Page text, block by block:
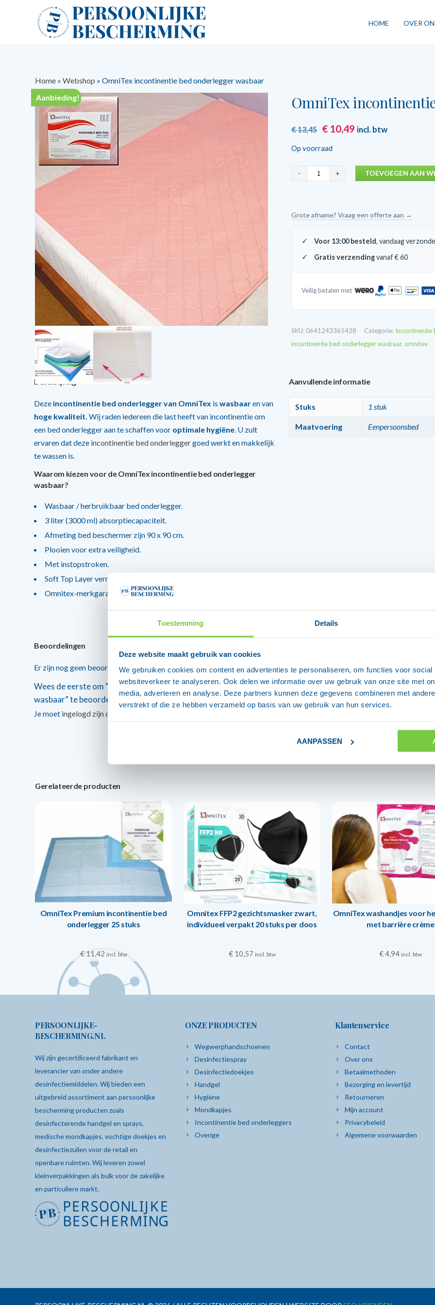
Toestemming Details
Deze website maakt gebruik van cookies
We gebruiken cookies om content en advertenties te personaliseren, om functies voor
websiteverkeer te analyseren. Ook delen we informatie over uw gebruik van onze site met
media, adverteren en analyse. Deze partners kunnen deze gegevens combineren met
verstrekt of die ze hebben verzameld op basis van uw gebruik van hun services.
AANPASSEN
HOME OVER
Home » Webshop » OmniTex incontinentie bed onderlegger wasbaar
Aanbieding!
OmniTex
€13,45 Oorspronkelijke
was:
€ 13,45.
€ 10,49 Huidige
€ 10,49.
incl. btw
Op voorraad
OmniTex
aantal
TOEVOEGEN AAN
Grote afname? Vraag een offerte aan →
Voor 13:00 besteld, vandaag
Gratis verzendingvanaf € 60
Veilig betalen met
SKU: 0641243365428 Categorie: Incontinentie
incontinentie bed onderlegger wasbaar, omnitex
Beschrijving
Deze incontinentie bed onderlegger van OmniTex is wasbaaren van
hoge kwaliteit. Wij raden iedereen die last heeft van incontinentie om
een bed onderlegger aan te schaffen voor optimale hygiëne . U zult
ervaren dat deze incontinentie bed onderleggergoed werkt en makkelijk
te wassen is.
Waarom kiezen voor de OmniTex incontinentie bed onderlegger
wasbaar?
Wasbaar / herbruikbaar bed onderlegger.
3 liter (3000 ml) absorptiecapaciteit.
Afmeting bed beschermer zijn 90 x 90 cm.
Plooien voor extra veiligheid.
Met instopstroken.
Soft Top Layer vermindert het risico op doorligwonden.
Omnitex-merkgarantie: altijd topkwaliteit – altijd de laagste prijzen.
Aanvullende informatie
Stuks 1 stuk
Maatvoering Eenpersoonsbed
Beoordelingen
Er zijn nog geen beoordelingen.
Wees de eerste om “OmniTex incontinentie bed onderlegger
wasbaar” te beoordelen
Je moet ingelogd zijnom een beoordeling te plaatsen.
Gerelateerde producten
OmniTex Premium incontinentie bed
onderlegger 25 stuks
€11,42 incl. btw
Omnitex FFP2 gezichtsmasker zwart,
individueel verpakt 20 stuks per doos
€10,57 incl. btw
OmniTex washandjes voor
met barrière crème
€4,94 incl. btw
PERSOONLIJKE-
BESCHERMING.NL
Wij zijn gecertiﬁceerd fabrikant en
leverancier van onder andere
desinfectiemiddelen. Wij bieden een
uitgebreid assortiment aan persoonlijke
bescherming producten zoals
desinfecterendehandgel en sprays,
medische mondkapjes, vochtige doekjes en
desinfectiezuilen voor de retail en
openbare ruimten. Wij leveren zowel
kleinverpakkingen als bulk voor de zakelijke
en particuliere markt.
ONZE PRODUCTEN
Wegwerphandschoenen
Desinfectiespray
Desinfectiedoekjes
Handgel
Hygiëne
Mondkapjes
Incontinentie bed onderleggers
Overige
Klantenservice
Contact
Over ons
Betaalmethoden
Bezorging en levertijd
Retourneren
Mijn account
Privacybeleid
Algemene voorwaarden